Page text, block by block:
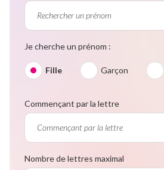
Je cherche un prénom :
Fille Garçon
Commençant par la lettre
Nombre de lettres maximal